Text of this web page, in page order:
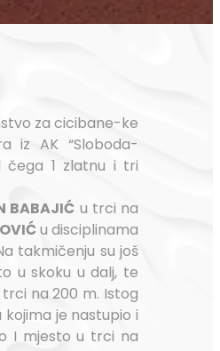
za cicibane-ke
iz AK “Sloboda-
čega 1 zlatnu i tri
BABAJIĆ u trci na
u disciplinama
takmičenju su još
u skoku u dalj, te
na 200 m. Istog
kojima je nastupio i
I mjesto u trci na